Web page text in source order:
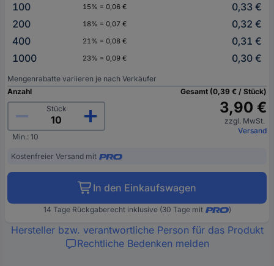
100
15% = 0,06 €
0,33 €
200
18% = 0,07 €
0,32 €
400
21% = 0,08 €
0,31 €
1000
23% = 0,09 € 0,30 €
Mengenrabatte variieren je nach Verkäufer
Anzahl
Stück
Min.: 10
Gesamt (0,39 € / Stück)
3,90 €
zzgl. MwSt.
Versand
Kostenfreier Versand mit
In den Einkaufswagen
14 Tage Rückgaberecht inklusive (30 Tage mit )
Hersteller bzw. verantwortliche Person für das Produkt
Rechtliche Bedenken melden